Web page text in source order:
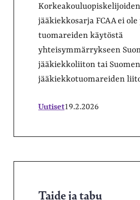
Korkeakouluopiskelijoiden
jääkiekkosarja FCAA ei ole
tuomareiden käytöstä
yhteisymmärrykseen
jääkiekkoliiton tai Suomen
jääkiekkotuomareiden
Uutiset19.2.2026
Taide ja tabu